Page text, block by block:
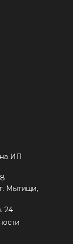
ИП
Мытищи,
24